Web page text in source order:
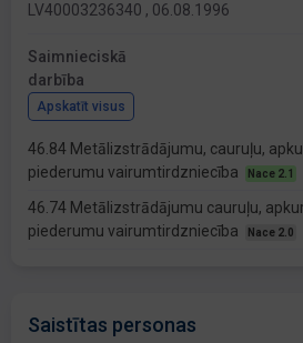
LV40003236340 , 06.08.1996
Saimnieciskā
darbība
Apskatīt visus
46.84 Metālizstrādājumu, cauruļu,
piederumu vairumtirdzniecība
Nace 2.1
46.74 Metālizstrādājumu cauruļu,
piederumu vairumtirdzniecība
Nace 2.0
Saistītas personas